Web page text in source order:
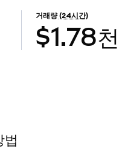
거래량 (24시간)
$1.78천